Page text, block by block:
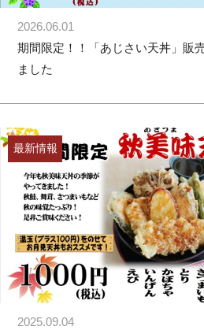
2026.06.01
期間限定！！「あじさい天丼」販
ました
最新情報
2025.09.04